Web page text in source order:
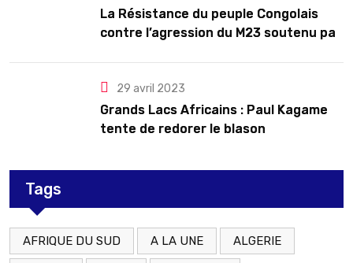
La Résistance du peuple Congolais
contre l’agression du M23 soutenu par
29 avril 2023
Grands Lacs Africains : Paul Kagame
tente de redorer le blason
Tags
AFRIQUE DU SUD A LA UNE ALGERIE